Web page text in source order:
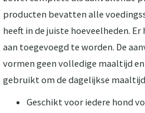
producten bevatten alle
heeft in de juiste hoeveelheden.
aan toegevoegd te worden. De
vormen geen volledige maaltijd
gebruikt om de dagelijkse
Geschikt voor iedere hond